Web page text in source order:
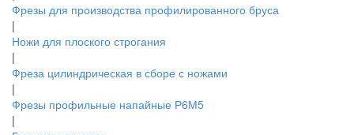
Фрезы для производства профилированного бруса
|
Ножи для плоского строгания
|
Фреза цилиндрическая в сборе с ножами
|
Фрезы профильные напайные Р6М5
|